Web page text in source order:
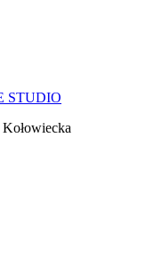
STUDIO